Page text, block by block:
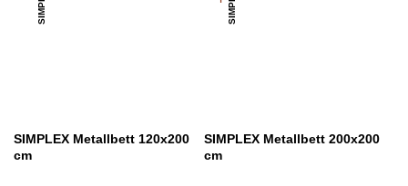
SIMPLEX Metallbett 120x200
cm
SIMPLEX Metallbett 200x200
cm